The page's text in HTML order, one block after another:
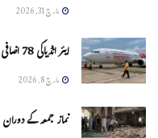
مارچ 31, 2026
ایئر انڈیاکی 78 اضافی پروازوں کی شروعات
مارچ 8, 2026
نماز جمعہ کے دوران